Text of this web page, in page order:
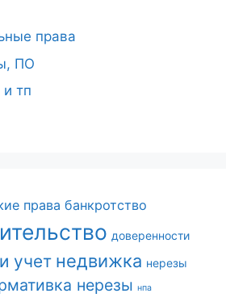
права
ПО
тп
права банкротство
доверенности
учет недвижка нерезы
нерезы нпа